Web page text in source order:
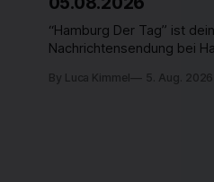
“Hamburg Der Tag” ist
Nachrichtensendung bei
beschäftigt die
By Luca Kimmel 5. Aug. 2026